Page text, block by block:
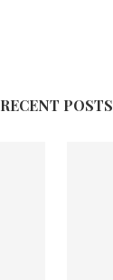
RECENT POSTS